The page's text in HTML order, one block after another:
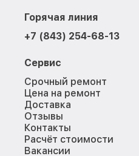
Горячая линия
+7 (843) 254-68-13
Сервис
Срочный ремонт
Цена на ремонт
Доставка
Отзывы
Контакты
Расчёт стоимости
Вакансии